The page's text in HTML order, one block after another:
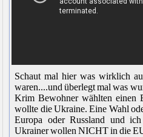
Schaut mal hier was wirklich
waren....und überlegt mal was
Krim Bewohner wählten einen
wollte die Ukraine. Eine Wahl
Europa oder Russland und
Ukrainer wollen NICHT in die